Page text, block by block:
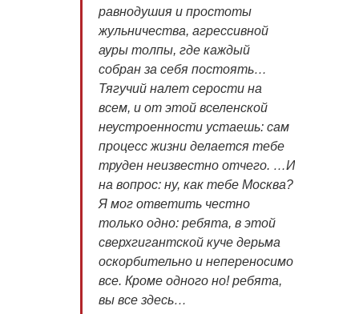
равнодушия и простоты
жульничества, агрессивной
ауры толпы, где каждый
собран за себя постоять…
Тягучий налет серости на
всем, и от этой вселенской
неустроенности устаешь: сам
процесс жизни делается тебе
труден неизвестно отчего. …И
на вопрос: ну, как тебе Москва?
Я мог ответить честно
только одно: ребята, в этой
сверхгигантской куче дерьма
оскорбительно и непереносимо
все. Кроме одного но! ребята,
вы все здесь…